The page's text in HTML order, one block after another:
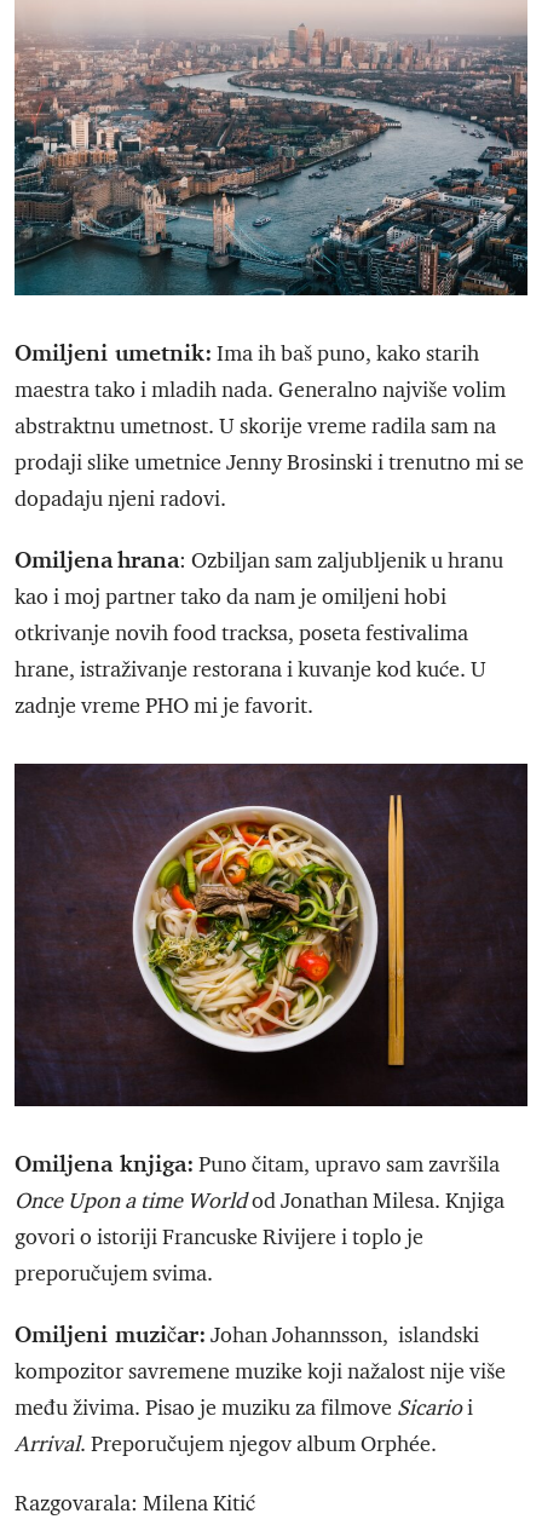
Omiljeni umetnik: Ima ih baš puno, kako starih
maestra tako i mladih nada. Generalno najviše volim
abstraktnu umetnost. U skorije vreme radila sam na
prodaji slike umetnice Jenny Brosinski i trenutno mi se
dopadaju njeni radovi.
Omiljenahrana: Ozbiljan sam zaljubljenik u hranu
kao i moj partner tako da nam je omiljeni hobi
otkrivanje novih food tracksa, poseta festivalima
hrane, istraživanje restorana i kuvanje kod kuće. U
zadnje vreme PHO mi je favorit.
Omiljena knjiga: Puno čitam, upravo sam završila
Once Upon a time Worldod Jonathan Milesa. Knjiga
govori o istoriji Francuske Rivijere i toplo je
preporučujem svima.
Omiljeni muzičar: Johan Johannsson, islandski
kompozitor savremene muzike koji nažalost nije više
među živima. Pisao je muziku za filmove Sicarioi
Arrival. Preporučujem njegov album Orphée.
Razgovarala: Milena Kitić